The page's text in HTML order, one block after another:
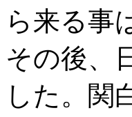
ら来る事
その後、
した。関